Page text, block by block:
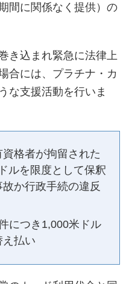
間に関係なく提供）の
き込まれ緊急に法律上
合には、プラチナ・カ
な支援活動を行いま
格者が拘留された
ルを限度として保釈
か行政手続の違反
につき1,000米ドル
え払い